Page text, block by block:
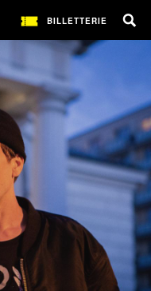
BILLETTERIE